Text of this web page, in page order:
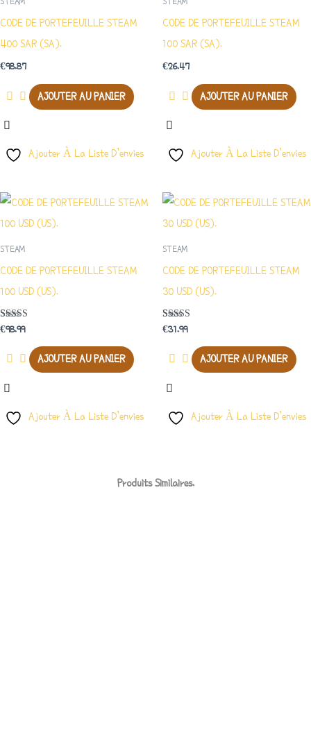
CODE DE PORTEFEUILLE STEAM
400 SAR (SA).
€98.87
AJOUTER AU PANIER
Ajouter À La Liste D’envies
CODE DE PORTEFEUILLE STEAM
100 SAR (SA).
€26.47
AJOUTER AU PANIER
Ajouter À La Liste D’envies
STEAM
CODE DE PORTEFEUILLE STEAM
100 USD (US).
Note
€98.99
AJOUTER AU PANIER
Ajouter À La Liste D’envies
STEAM
CODE DE PORTEFEUILLE STEAM
30 USD (US).
Note
€31.99
AJOUTER AU PANIER
Ajouter À La Liste D’envies
Produits Similaires.